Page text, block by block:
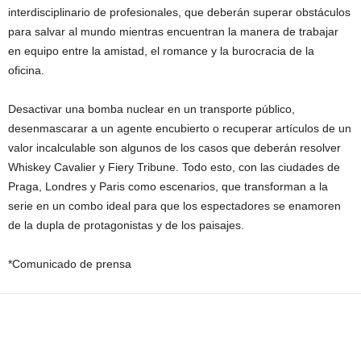
interdisciplinario de profesionales, que deberán superar obstáculos
para salvar al mundo mientras encuentran la manera de trabajar
en equipo entre la amistad, el romance y la burocracia de la
oficina.
Desactivar una bomba nuclear en un transporte público,
desenmascarar a un agente encubierto o recuperar artículos de un
valor incalculable son algunos de los casos que deberán resolver
Whiskey Cavalier y Fiery Tribune. Todo esto, con las ciudades de
Praga, Londres y Paris como escenarios, que transforman a la
serie en un combo ideal para que los espectadores se enamoren
de la dupla de protagonistas y de los paisajes.
*Comunicado de prensa